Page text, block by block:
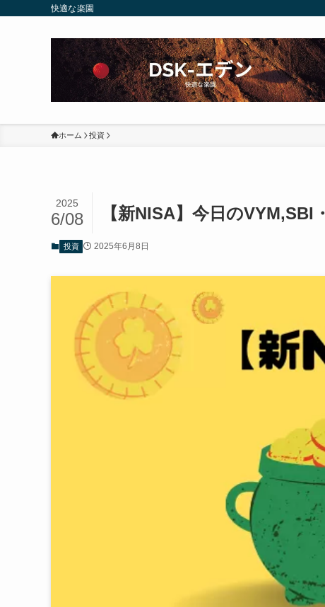
快適な楽園
ホーム 投資
【新NISA】今日のVYM,SBI
2025
6/08
投資 2025年6月8日